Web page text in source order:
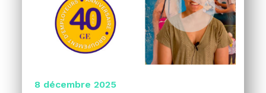
8 décembre 2025